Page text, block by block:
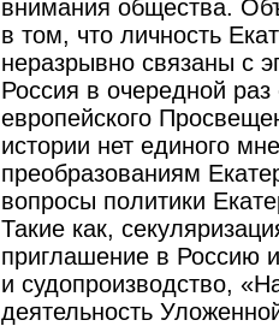
внимания общества.
в том, что личность
неразрывно связаны с
Россия в очередной раз
европейского
истории нет единого
преобразованиям
вопросы политики
Такие как,
приглашение в Россию
и судопроизводство,
деятельность